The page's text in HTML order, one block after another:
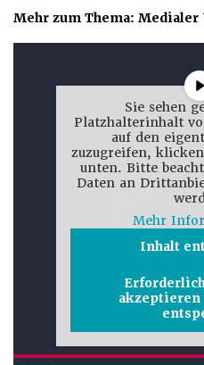
Mehr zum Thema:
Sie sehen
Platzhalterinhalt
auf den
zuzugreifen,
unten. Bitte
Daten an
Mehr
Inhalt
akzeptieren